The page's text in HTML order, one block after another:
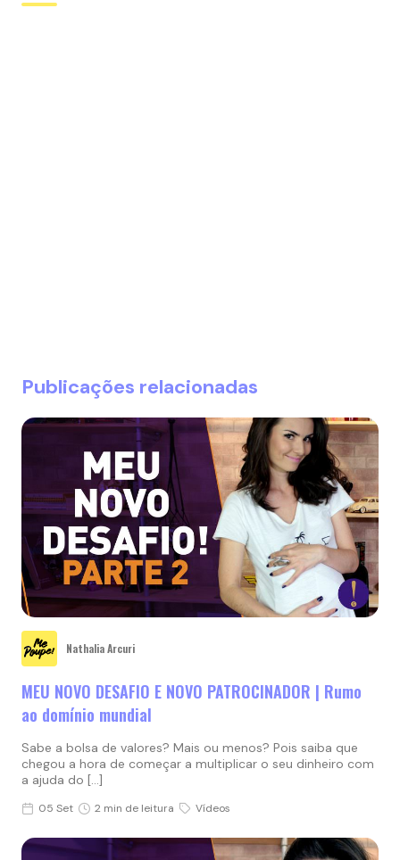
Publicações relacionadas
Nathalia Arcuri
MEU NOVO DESAFIO E NOVO PATROCINADOR | Rumo
ao domínio mundial
Sabe a bolsa de valores? Mais ou menos? Pois saiba que
chegou a hora de começar a multiplicar o seu dinheiro com
a ajuda do […]
05 Set 2 min de leitura Vídeos